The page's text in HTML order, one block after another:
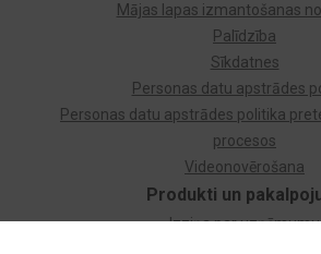
Produkti un
Izziņa par uzņēmumu
Mājas lapas izmantošanas
Palīdzība
Sīkdatnes
Personas datu apstrādes
Personas datu apstrādes politika
procesos
Videonovērošana